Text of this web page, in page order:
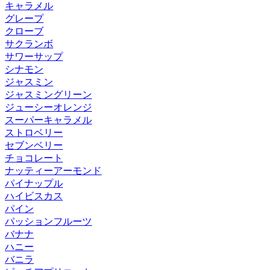
キャラメル
グレープ
クローブ
サクランボ
サワーサップ
シナモン
ジャスミン
ジャスミングリーン
ジューシーオレンジ
スーパーキャラメル
ストロベリー
セブンベリー
チョコレート
ナッティーアーモンド
パイナップル
ハイビスカス
パイン
パッションフルーツ
バナナ
ハニー
バニラ